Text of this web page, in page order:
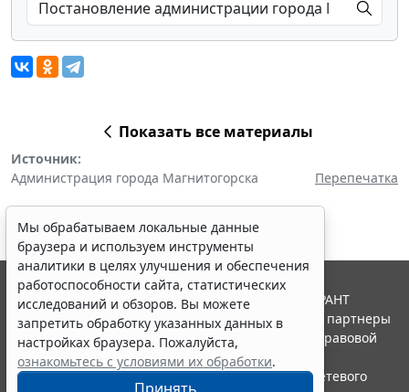
Показать все материалы
Источник:
Администрация города Магнитогорска
Перепечатка
Мы обрабатываем локальные данные
браузера и используем инструменты
аналитики в целях улучшения и обеспечения
работоспособности сайта, статистических
исследований и обзоров. Вы можете
запретить обработку указанных данных в
настройках браузера. Пожалуйста,
ознакомьтесь с условиями их обработки.
© ООО "НПП "ГАРАНТ-СЕРВИС", 2026. Система ГАРАНТ
выпускается с 1990 года. Компания "Гарант" и ее партнеры
являются участниками Российской ассоциации правовой
информации ГАРАНТ.
Портал ГАРАНТ.РУ зарегистрирован в качестве сетевого